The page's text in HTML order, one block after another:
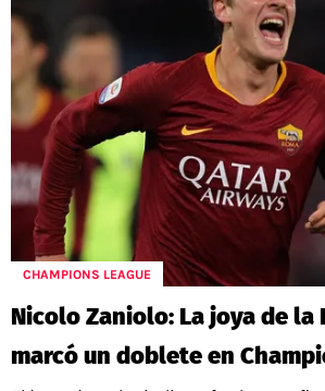
CHAMPIONS LEAGUE
Nicolo Zaniolo: La joya de la
marcó un doblete en